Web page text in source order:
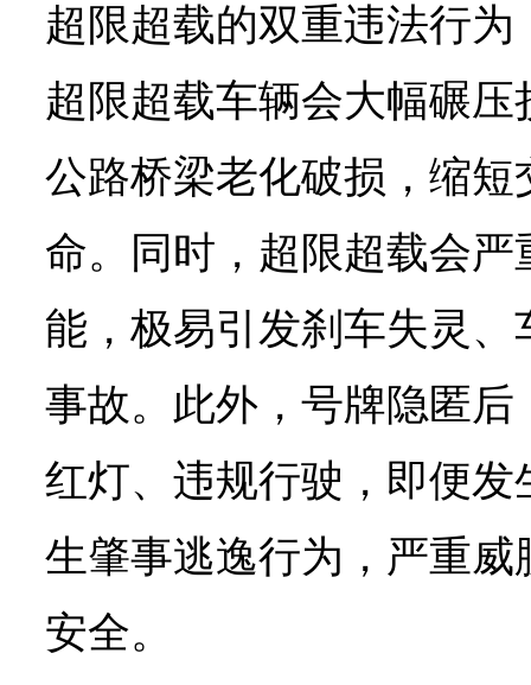
超限超载的双重违法行
超限超载车辆会大幅碾
公路桥梁老化破损，缩
命。同时，超限超载会
能，极易引发刹车失灵
事故。此外，号牌隐匿
红灯、违规行驶，即便
生肇事逃逸行为，严重
安全。